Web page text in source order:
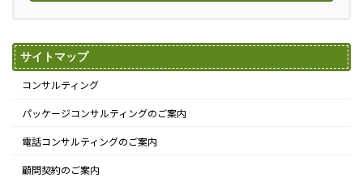
サイトマップ
コンサルティング
パッケージコンサルティングのご案内
電話コンサルティングのご案内
顧問契約のご案内